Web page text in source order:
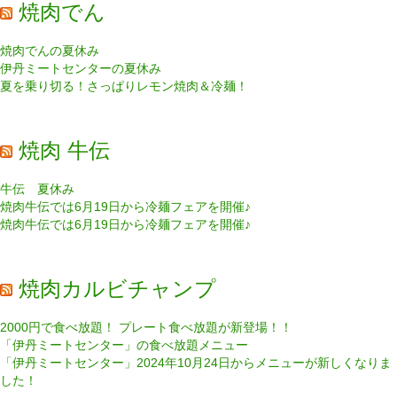
焼肉でん
焼肉でんの夏休み
伊丹ミートセンターの夏休み
夏を乗り切る！さっぱりレモン焼肉＆冷麺！
焼肉 牛伝
牛伝 夏休み
焼肉牛伝では6月19日から冷麺フェアを開催♪
焼肉牛伝では6月19日から冷麺フェアを開催♪
焼肉カルビチャンプ
2000円で食べ放題！ プレート食べ放題が新登場！！
「伊丹ミートセンター」の食べ放題メニュー
「伊丹ミートセンター」2024年10月24日からメニューが新しくなりま
した！